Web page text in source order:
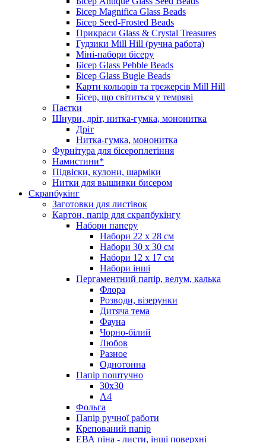
Бісер Magnifica Glass Beads
Бісер Seed-Frosted Beads
Прикраси Glass & Crystal Treasures
Гудзики Mill Hill (ручна работа)
Міні-набори бісеру
Бісер Glass Pebble Beads
Бісер Glass Bugle Beads
Карти кольорів та трежерсів Mill Hill
Бісер, що світиться у темряві
Паєтки
Шнури, дріт, нитка-гумка, мононитка
Дріт
Нитка-гумка, мононитка
Фурнітура для бісероплетіння
Намистини*
Підвіски, кулони, шарміки
Нитки для вышивки бисером
Скрапбукінг
Заготовки для листівок
Картон, папір для скрапбукінгу
Набори паперу
Набори 22 х 28 см
Набори 30 х 30 см
Набори 12 х 17 см
Набори інші
Пергаментний папір, велум, калька
Флора
Розводи, візерунки
Дитяча тема
Фауна
Чорно-білий
Любов
Разное
Однотонна
Папір поштучно
30х30
А4
Фольга
Папір ручної работи
Крепований папір
ЕВА піна - листи, інші поверхні